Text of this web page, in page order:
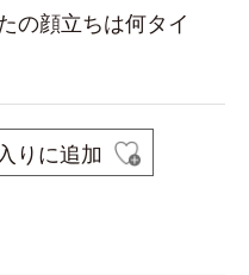
の顔立ちは何タイ
りに追加